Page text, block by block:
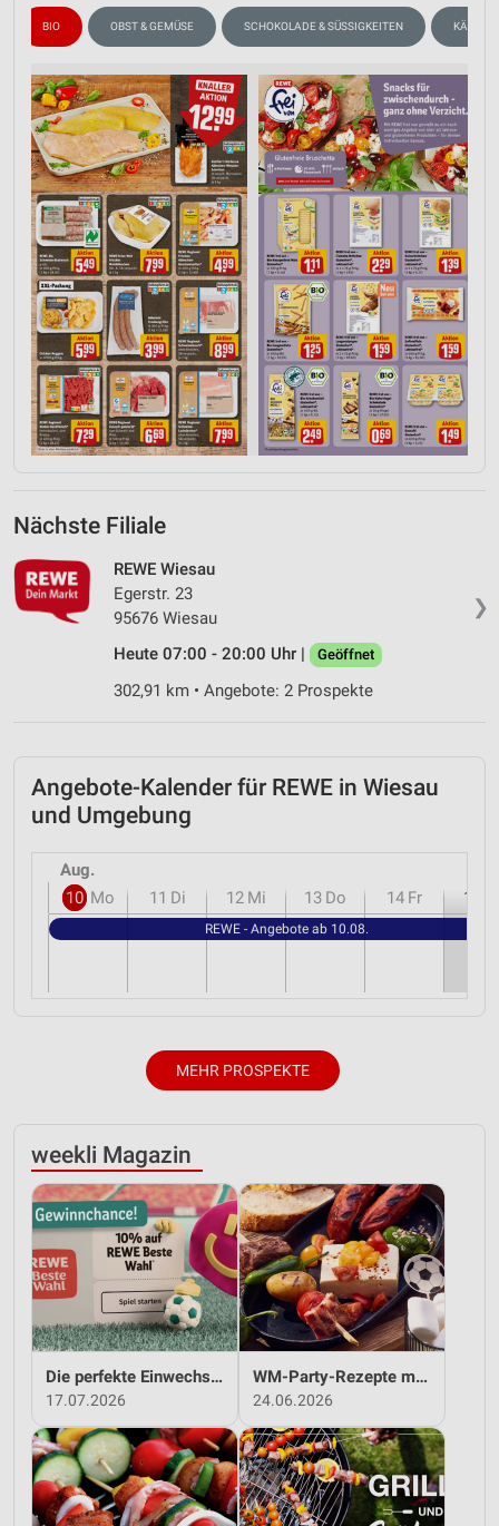
BIO OBST & GEMÜSE SCHOKOLADE & SÜSSIGKEITEN KÄSE
Nächste Filiale
❯
REWE Wiesau
Egerstr. 23
95676 Wiesau
Heute 07:00 - 20:00 Uhr |
Geöffnet
302,91 km • Angebote: 2 Prospekte
Angebote-Kalender für REWE in Wiesau
und Umgebung
Aug.
10 Mo 11 Di 12 Mi 13 Do 14 Fr 15
REWE - Angebote ab 10.08.
MEHR PROSPEKTE
weekli Magazin
Die perfekte Einwechslung: Dein Fan-Bonus!*
17.07.2026
WM-Party-Rezepte mit REWE!
24.06.2026